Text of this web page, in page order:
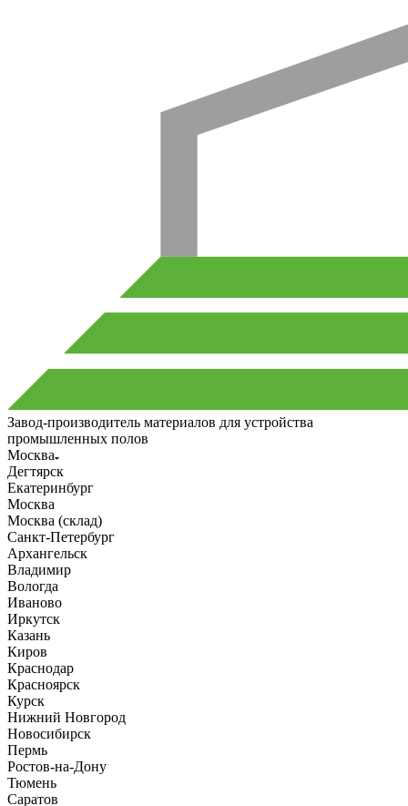
Завод-производитель материалов для устройства
промышленных полов
Москва
Дегтярск
Екатеринбург
Москва
Москва (склад)
Санкт-Петербург
Архангельск
Владимир
Вологда
Иваново
Иркутск
Казань
Киров
Краснодар
Красноярск
Курск
Нижний Новгород
Новосибирск
Пермь
Ростов-на-Дону
Тюмень
Саратов